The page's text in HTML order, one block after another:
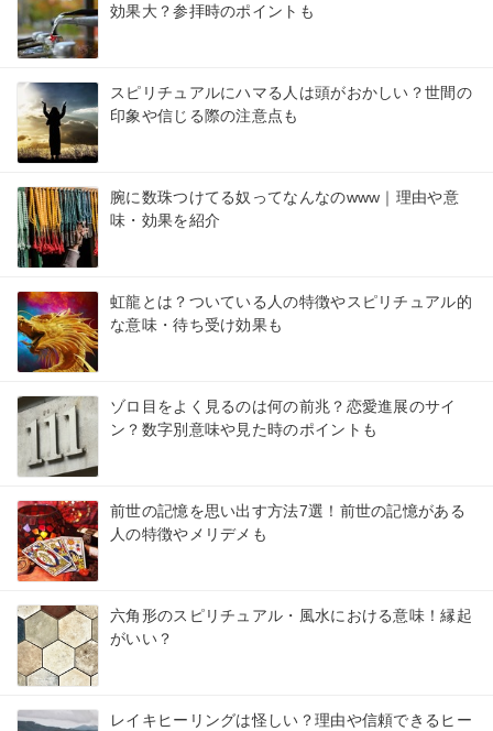
効果大？参拝時のポイントも
スピリチュアルにハマる人は頭がおかしい？世間の
印象や信じる際の注意点も
腕に数珠つけてる奴ってなんなのwww｜理由や意
味・効果を紹介
虹龍とは？ついている人の特徴やスピリチュアル的
な意味・待ち受け効果も
ゾロ目をよく見るのは何の前兆？恋愛進展のサイ
ン？数字別意味や見た時のポイントも
前世の記憶を思い出す方法7選！前世の記憶がある
人の特徴やメリデメも
六角形のスピリチュアル・風水における意味！縁起
がいい？
レイキヒーリングは怪しい？理由や信頼できるヒー